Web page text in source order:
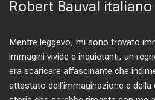
Robert Bauval italiano
Mentre leggevo, mi sono trovato
immagini vivide e inquietanti, un
era scaricare affascinante che
attestato dell’immaginazione e della